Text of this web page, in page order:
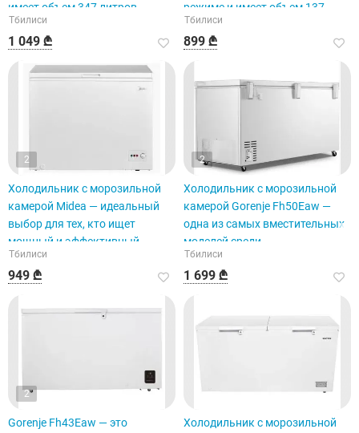
имеет объем 347 литров.
Тбилиси
1 049 ₾
режиме и имеет объем 137
литров.
Тбилиси
899 ₾
2
Холодильник с морозильной
камерой Midea — идеальный
выбор для тех, кто ищет
мощный и эффективный
морозильник.
Тбилиси
949 ₾
2
Холодильник с морозильной
камерой Gorenje Fh50Eaw —
одна из самых вместительных
моделей среди
электроприборов.
Тбилиси
1 699 ₾
2
Gorenje Fh43Eaw — это
Холодильник с морозильной